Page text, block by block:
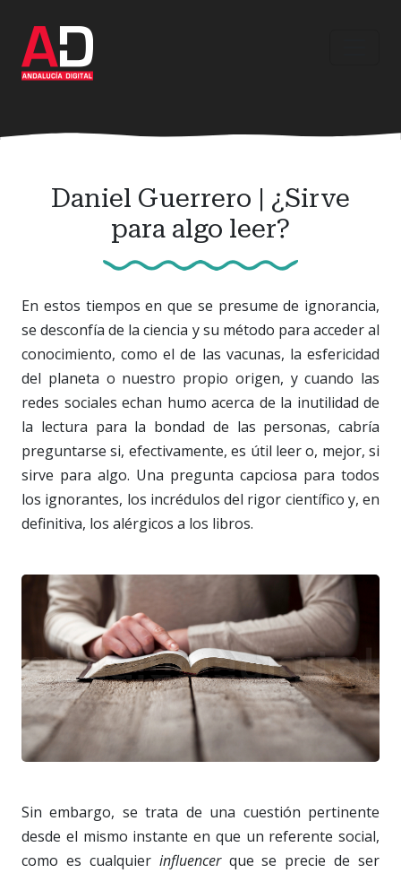
contenido
principal
Daniel Guerrero | ¿Sirve
para algo leer?
En estos tiempos en que se presume de ignorancia,
se desconfía de la ciencia y su método para acceder al
conocimiento, como el de las vacunas, la esfericidad
del planeta o nuestro propio origen, y cuando las
redes sociales echan humo acerca de la inutilidad de
la lectura para la bondad de las personas, cabría
preguntarse si, efectivamente, es útil leer o, mejor, si
sirve para algo. Una pregunta capciosa para todos
los ignorantes, los incrédulos del rigor científico y, en
definitiva, los alérgicos a los libros.
Sin embargo, se trata de una cuestión pertinente
desde el mismo instante en que un referente social,
como es cualquier influencerque se precie de ser